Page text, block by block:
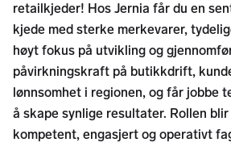
retailkjeder! Hos Jernia får du en
kjede med sterke merkevarer,
høyt fokus på utvikling og
påvirkningskraft på butikkdrift,
lønnsomhet i regionen, og får jobbe
å skape synlige resultater. Rollen
kompetent, engasjert og operativt